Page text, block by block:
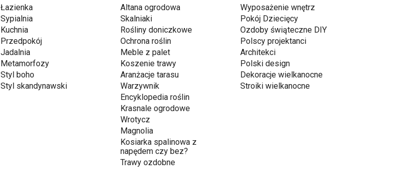
Łazienka
Sypialnia
Kuchnia
Przedpokój
Jadalnia
Metamorfozy
Styl boho
Styl skandynawski
Altana ogrodowa
Skalniaki
Rośliny doniczkowe
Ochrona roślin
Meble z palet
Koszenie trawy
Aranżacje tarasu
Warzywnik
Encyklopedia roślin
Krasnale ogrodowe
Wrotycz
Magnolia
Kosiarka spalinowa z
napędem czy bez?
Trawy ozdobne
Wyposażenie wnętrz
Pokój Dziecięcy
Ozdoby świąteczne DIY
Polscy projektanci
Architekci
Polski design
Dekoracje wielkanocne
Stroiki wielkanocne